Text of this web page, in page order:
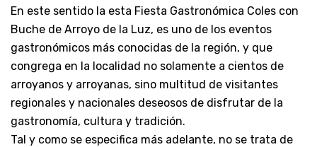
En este sentido la esta Fiesta Gastronómica Coles con
Buche de Arroyo de la Luz, es uno de los eventos
gastronómicos más conocidas de la región, y que
congrega en la localidad no solamente a cientos de
arroyanos y arroyanas, sino multitud de visitantes
regionales y nacionales deseosos de disfrutar de la
gastronomía, cultura y tradición.
Tal y como se especifica más adelante, no se trata de